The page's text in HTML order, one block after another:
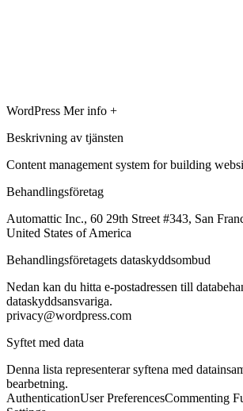
WordPress Mer info +
Beskrivning av tjänsten
Content management system for building
Behandlingsföretag
Automattic Inc., 60 29th Street #343, San
United States of America
Behandlingsföretagets dataskyddsombud
Nedan kan du hitta e-postadressen till
dataskyddsansvariga.
privacy@wordpress.com
Syftet med data
Denna lista representerar syftena med
bearbetning.
AuthenticationUser PreferencesCommenting